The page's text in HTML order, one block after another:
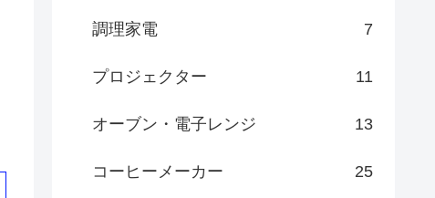
調理家電 7
プロジェクター 11
オーブン・電子レンジ 13
コーヒーメーカー 25